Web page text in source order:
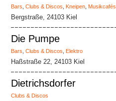
Bars Clubs & Discos Kneipen Musikcafés
Bergstraße, 24103 Kiel
Die Pumpe
Bars Clubs & Discos Elektro
Haßstraße 22, 24103 Kiel
Dietrichsdorfer
Clubs & Discos